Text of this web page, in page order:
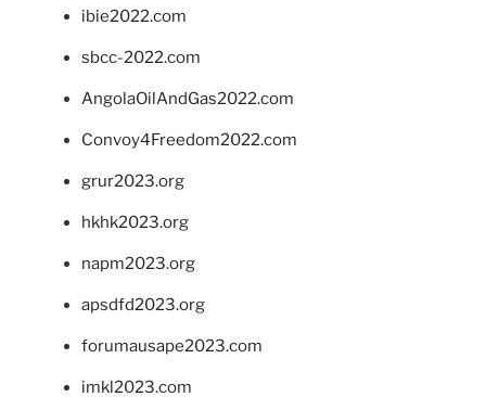
ibie2022.com
sbcc-2022.com
AngolaOilAndGas2022.com
Convoy4Freedom2022.com
grur2023.org
hkhk2023.org
napm2023.org
apsdfd2023.org
forumausape2023.com
imkl2023.com